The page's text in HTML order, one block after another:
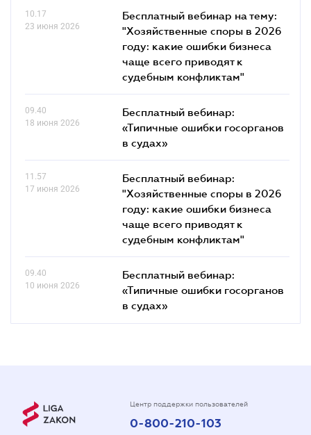
10.17
23 июня 2026
Бесплатный вебинар на тему:
"Хозяйственные споры в 2026
году: какие ошибки бизнеса
чаще всего приводят к
судебным конфликтам"
09.40
18 июня 2026
Бесплатный вебинар:
«Типичные ошибки госорганов
в судах»
11.57
17 июня 2026
Бесплатный вебинар:
"Хозяйственные споры в 2026
году: какие ошибки бизнеса
чаще всего приводят к
судебным конфликтам"
09.40
10 июня 2026
Бесплатный вебинар:
«Типичные ошибки госорганов
в судах»
Центр поддержки пользователей
0-800-210-103